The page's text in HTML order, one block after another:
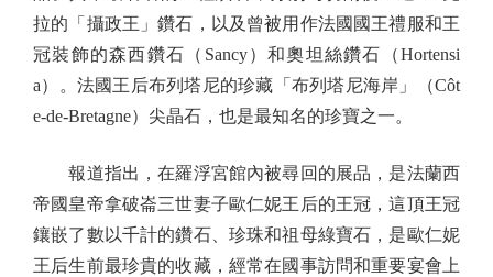
拉的「攝政王」鑽石，以及曾被用作法國國王禮服和王
冠裝飾的森西鑽石（Sancy）和奧坦絲鑽石（Hortensi
a）。法國王后布列塔尼的珍藏「布列塔尼海岸」（Côt
e-de-Bretagne）尖晶石，也是最知名的珍寶之一。
報道指出，在羅浮宮館內被尋回的展品，是法蘭西
帝國皇帝拿破崙三世妻子歐仁妮王后的王冠，這頂王冠
鑲嵌了數以千計的鑽石、珍珠和祖母綠寶石，是歐仁妮
王后生前最珍貴的收藏，經常在國事訪問和重要宴會上